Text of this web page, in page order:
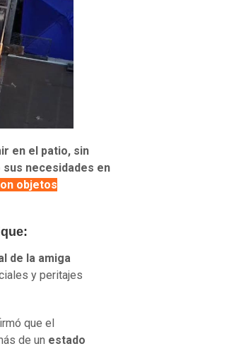
en el patio, sin
necesidades en
objetos
de la amiga
y peritajes
que el
de un estado